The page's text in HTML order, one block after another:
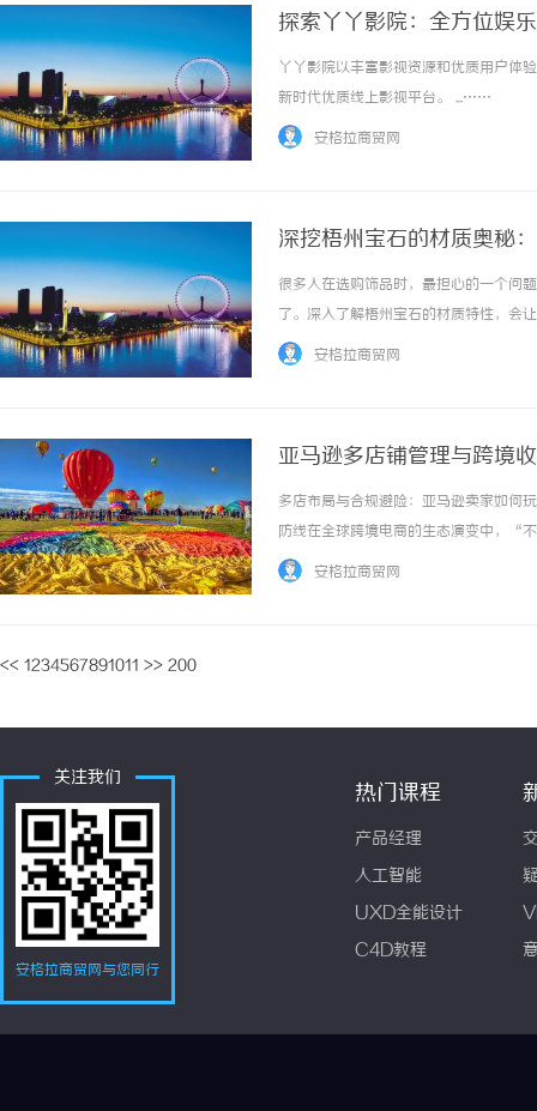
探索丫丫影院：全方位娱
丫丫影院以丰富影视资源和优质用户体
新时代优质线上影视平台。 ...……
安格拉商贸网
深挖梧州宝石的材质奥秘
很多人在选购饰品时，最担心的一个问
了。深入了解梧州宝石的材质特性，会
大程度上得益于其优异的莫氏硬度等级
安格拉商贸网
亚马逊多店铺管理与跨境
多店布局与合规避险：亚马逊卖家如何
防线在全球跨境电商的生态演变中，“
的单一店铺“爆款”策略，到如今的“多
安格拉商贸网
<< 1234567891011 >> 200
关注我们
安格拉商贸网与您同行
热门课程
产品经理
人工智能
UXD全能设计
C4D教程